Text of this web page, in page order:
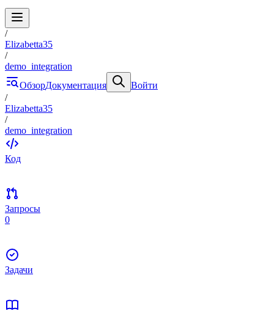
/
Elizabetta35
/
demo_integration
ОбзорДокументация
Войти
/
Elizabetta35
/
demo_integration
Код
Запросы
0
Задачи